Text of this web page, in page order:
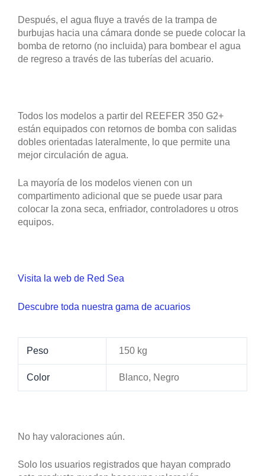
Después, el agua fluye a través de la trampa de
burbujas hacia una cámara donde se puede colocar la
bomba de retorno (no incluida) para bombear el agua
de regreso a través de las tuberías del acuario.
Todos los modelos a partir del REEFER 350 G2+
están equipados con retornos de bomba con salidas
dobles orientadas lateralmente, lo que permite una
mejor circulación de agua.
La mayoría de los modelos vienen con un
compartimento adicional que se puede usar para
colocar la zona seca, enfriador, controladores u otros
equipos.
Visita la web de Red Sea
Descubre toda nuestra gama de acuarios
Peso 150 kg
Color Blanco, Negro
No hay valoraciones aún.
Solo los usuarios registrados que hayan comprado